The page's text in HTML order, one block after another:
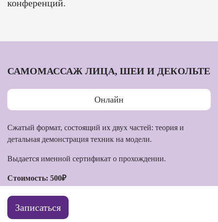
конференций.
САМОМАССАЖ ЛИЦА, ШЕИ И ДЕКОЛЬТЕ
Онлайн
Сжатый формат, состоящий их двух частей: теория и
детальная демонстрация техник на модели.
Выдается именной сертификат о прохождении.
Стоимость: 500₽
Записаться